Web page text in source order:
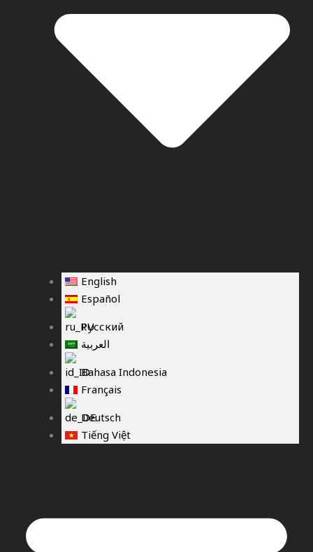
English
Español
Русский
العربية
Bahasa Indonesia
Français
Deutsch
Tiếng Việt